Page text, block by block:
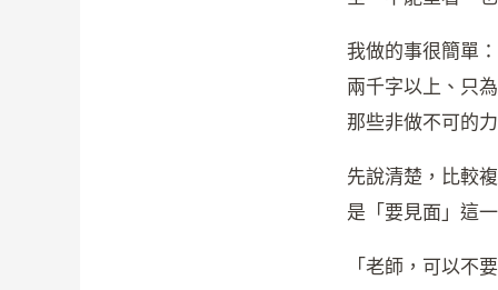
我做的事很簡單
兩千字以上、只
那些非做不可的
先說清楚，比較
是「要見面」這
「老師，可以不